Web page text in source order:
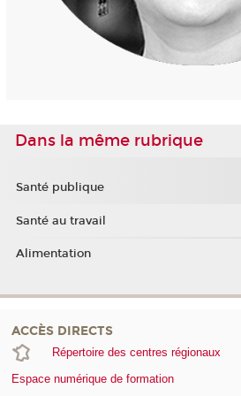
Dans la même rubrique
Santé publique
Santé au travail
Alimentation
ACCÈS DIRECTS
Répertoire des centres régionaux
Espace numérique de formation